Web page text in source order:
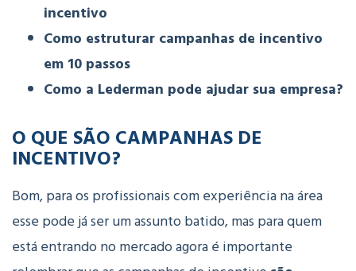
incentivo
Como estruturar campanhas de incentivo
em 10 passos
Como a Lederman pode ajudar sua empresa?
O QUE SÃO CAMPANHAS DE
INCENTIVO?
Bom, para os profissionais com experiência na área
esse pode já ser um assunto batido, mas para quem
está entrando no mercado agora é importante